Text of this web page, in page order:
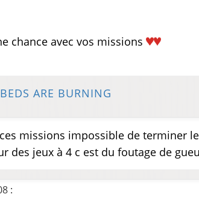
chance avec vos missions
BEDS ARE BURNING
missions impossible de terminer
des jeux à 4 c est du foutage de
: